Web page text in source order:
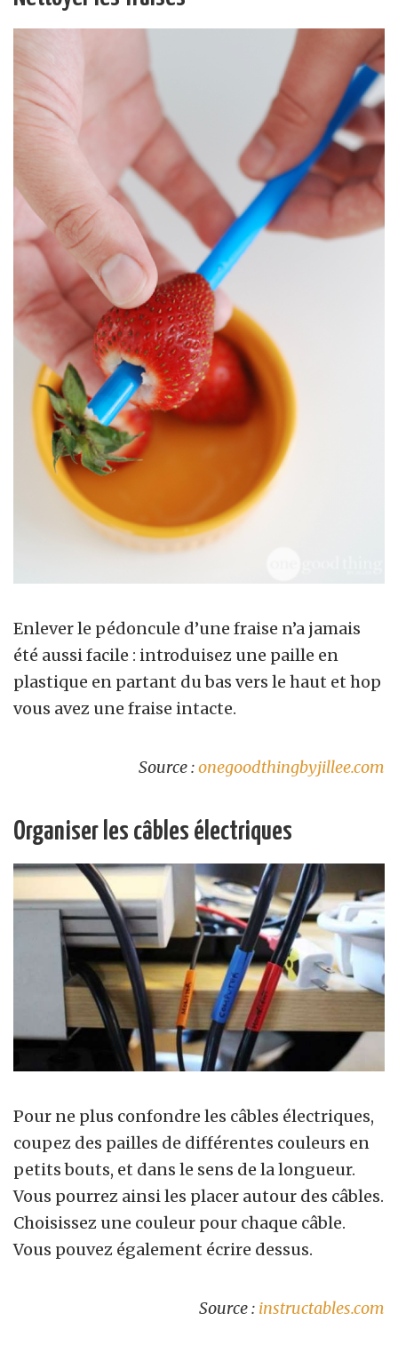
Enlever le pédoncule d’une fraise n’a jamais
été aussi facile : introduisez une paille en
plastique en partant du bas vers le haut et hop
vous avez une fraise intacte.
Source :onegoodthingbyjillee.com
Organiser les câbles électriques
Pour ne plus confondre les câbles électriques,
coupez des pailles de différentes couleurs en
petits bouts, et dans le sens de la longueur.
Vous pourrez ainsi les placer autour des câbles.
Choisissez une couleur pour chaque câble.
Vous pouvez également écrire dessus.
Source : instructables.com